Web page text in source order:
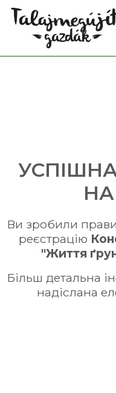
НА
Ви зробили
реєстрацію
"Життя
Більш детальна
надіслана